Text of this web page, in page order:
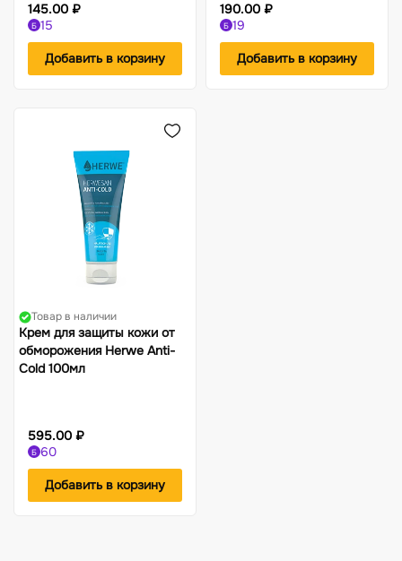
145.00 ₽
Б 15
Добавить в корзину
190.00 ₽
Б 19
Добавить в корзину
Товар в наличии
Крем для защиты кожи от
обморожения Herwe Anti-
Cold 100мл
595.00 ₽
Б 60
Добавить в корзину